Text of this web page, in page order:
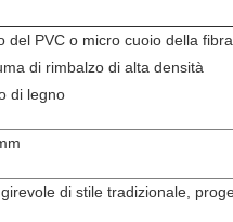
del PVC o micro cuoio della fibra
di rimbalzo di alta densità
di legno
di stile tradizionale,